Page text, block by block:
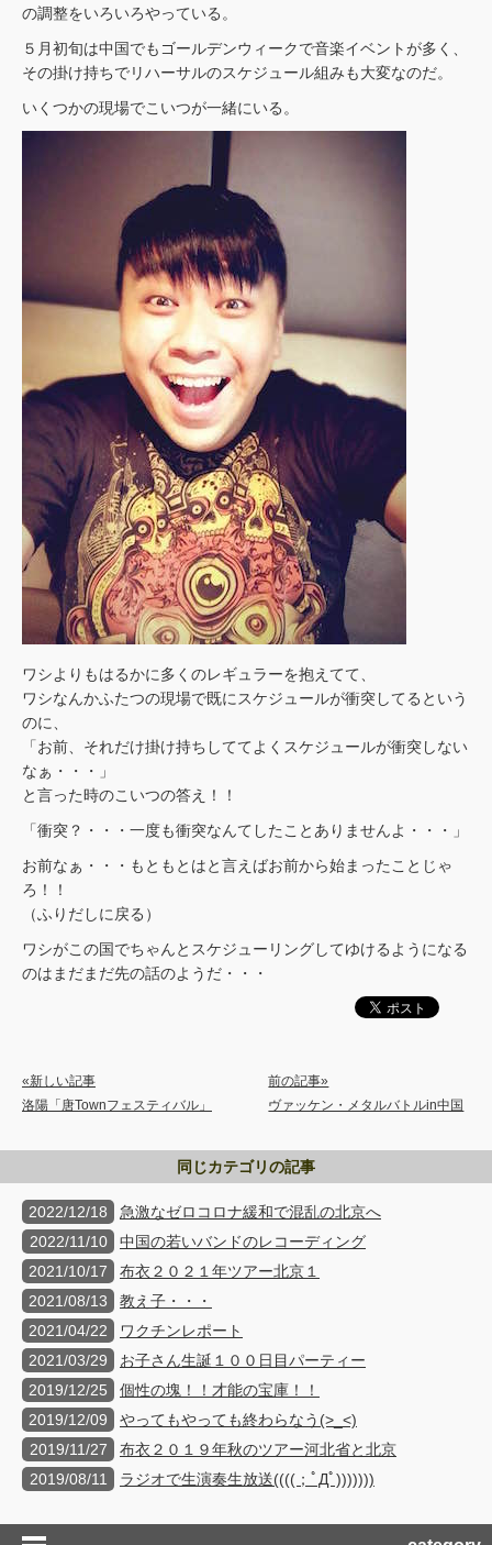
の調整をいろいろやっている。
５月初旬は中国でもゴールデンウィークで音楽イベントが多く、
その掛け持ちでリハーサルのスケジュール組みも大変なのだ。
いくつかの現場でこいつが一緒にいる。
ワシよりもはるかに多くのレギュラーを抱えてて、
ワシなんかふたつの現場で既にスケジュールが衝突してるという
のに、
「お前、それだけ掛け持ちしててよくスケジュールが衝突しない
なぁ・・・」
と言った時のこいつの答え！！
「衝突？・・・一度も衝突なんてしたことありませんよ・・・」
お前なぁ・・・もともとはと言えばお前から始まったことじゃ
ろ！！
（ふりだしに戻る）
ワシがこの国でちゃんとスケジューリングしてゆけるようになる
のはまだまだ先の話のようだ・・・
«新しい記事
洛陽「唐Townフェスティバル」
前の記事»
ヴァッケン・メタルバトルin中国
同じカテゴリの記事
2022/12/18
急激なゼロコロナ緩和で混乱の北京へ
2022/11/10
中国の若いバンドのレコーディング
2021/10/17
布衣２０２１年ツアー北京１
2021/08/13
教え子・・・
2021/04/22
ワクチンレポート
2021/03/29
お子さん生誕１００日目パーティー
2019/12/25
個性の塊！！才能の宝庫！！
2019/12/09
やってもやっても終わらなう(>_<)
2019/11/27
布衣２０１９年秋のツアー河北省と北京
2019/08/11
ラジオで生演奏生放送((((；ﾟДﾟ)))))))